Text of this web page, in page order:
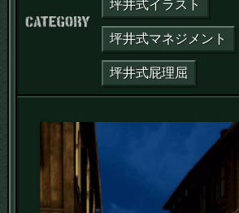
カテゴリー：
坪井式イラスト
坪井式マネジメント
坪井式屁理屈